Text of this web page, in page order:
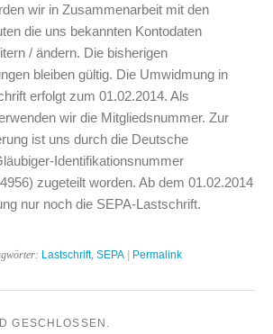
wir in Zusammenarbeit mit den
die uns bekannten Kontodaten
/ ändern. Die bisherigen
bleiben gültig. Die Umwidmung in
erfolgt zum 01.02.2014. Als
wir die Mitgliedsnummer. Zur
ist uns durch die Deutsche
Identifikationsnummer
zugeteilt worden. Ab dem 01.02.2014
nur noch die SEPA-Lastschrift.
Lastschrift, SEPA | Permalink
GESCHLOSSEN.